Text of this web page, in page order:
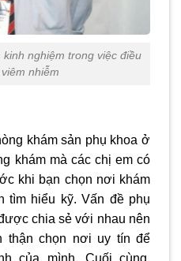
nghiệm trong việc điều
nhiễm
khám sản phụ khoa ở
khám mà các chị em có
khi bạn chọn nơi khám
tìm hiểu kỹ. Vấn đề phụ
chia sẻ với nhau nên
thận chọn nơi uy tín để